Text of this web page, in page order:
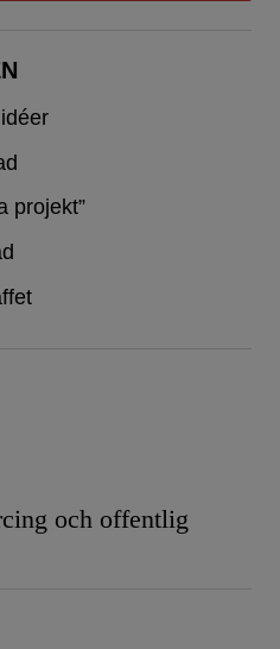
projekt”
och offentlig